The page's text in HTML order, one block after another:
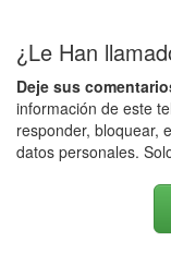
¿Le Han
Deje sus
información de este
responder, bloquear,
datos personales.